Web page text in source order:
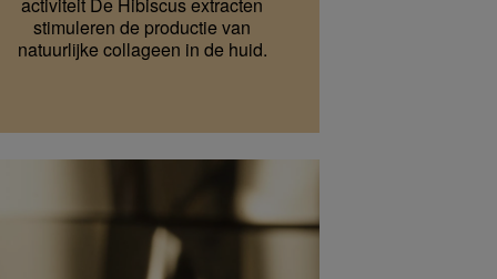
stimuleren de productie van
natuurlijke collageen in de huid.